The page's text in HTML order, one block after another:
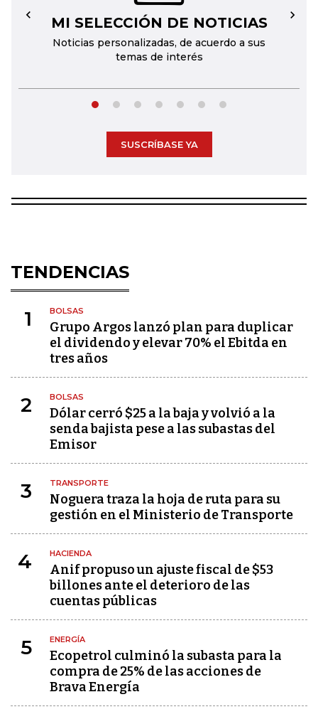
MI SELECCIÓN DE NOTICIAS
Noticias personalizadas, de acuerdo a sus
temas de interés
← →
SUSCRÍBASE YA
TENDENCIAS
1 BOLSAS
Grupo Argos lanzó plan para duplicar
el dividendo y elevar 70% el Ebitda en
tres años
2 BOLSAS
Dólar cerró $25 a la baja y volvió a la
senda bajista pese a las subastas del
Emisor
3 TRANSPORTE
Noguera traza la hoja de ruta para su
gestión en el Ministerio de Transporte
4 HACIENDA
Anif propuso un ajuste fiscal de $53
billones ante el deterioro de las
cuentas públicas
5 ENERGÍA
Ecopetrol culminó la subasta para la
compra de 25% de las acciones de
Brava Energía